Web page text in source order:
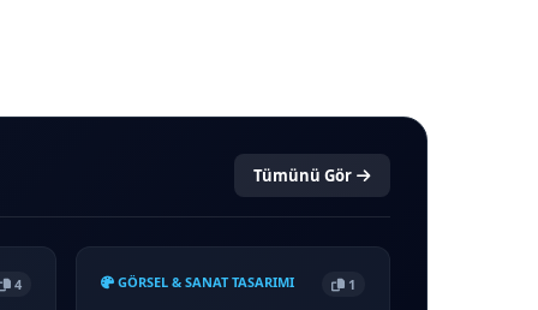
Tümünü Gör
4 GÖRSEL & SANAT TASARIMI 1